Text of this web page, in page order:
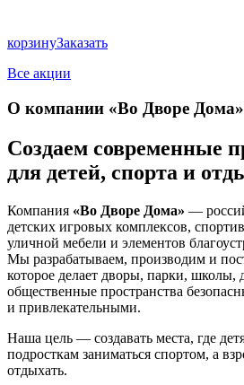
корзинуЗаказать
Все акции
О компании «Во Дворе Дома»
Создаем современные
для детей, спорта и
Компания «Во Дворе Дома» —
детских игровых комплексов,
уличной мебели и элементов
Мы разрабатываем, производим и
которое делает дворы, парки, школы,
общественные пространства
и привлекательными.
Наша цель — создавать места, где
подросткам заниматься спортом, а
отдыхать.